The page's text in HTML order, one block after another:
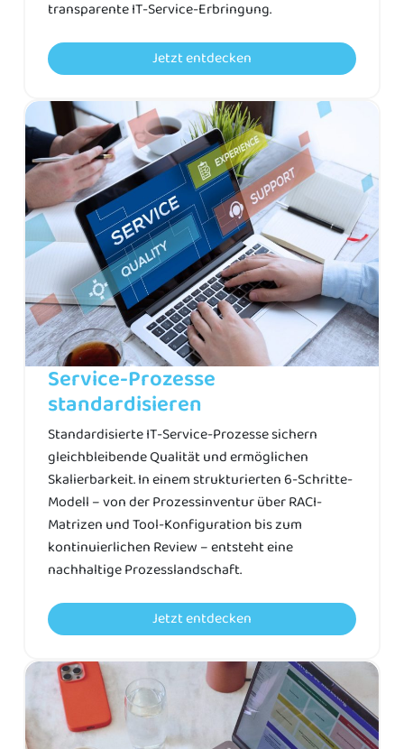
transparente IT-Service-Erbringung.
Jetzt entdecken
Service-Prozesse
standardisieren
Standardisierte IT-Service-Prozesse sichern
gleichbleibende Qualität und ermöglichen
Skalierbarkeit. In einem strukturierten 6-Schritte-
Modell – von der Prozessinventur über RACI-
Matrizen und Tool-Konfiguration bis zum
kontinuierlichen Review – entsteht eine
nachhaltige Prozesslandschaft.
Jetzt entdecken